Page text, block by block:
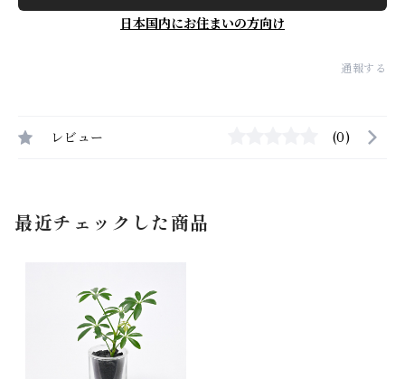
日本国内にお住まいの方向け
通報する
レビュー (0)
最近チェックした商品